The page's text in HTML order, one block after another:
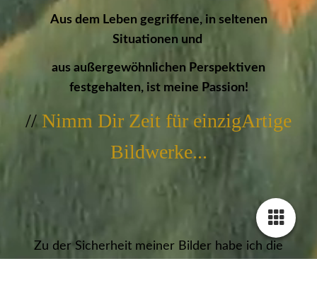
Aus dem Leben gegriffene, in seltenen
Situationen und
aus außergewöhnlichen Perspektiven
festgehalten, ist meine Passion!
// Nimm Dir Zeit für einzigArtige
Bildwerke...
Zu der Sicherheit meiner Bilder habe ich die